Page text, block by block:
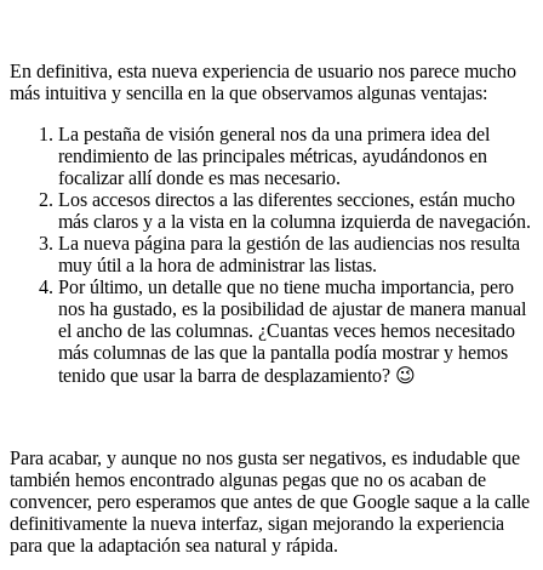
En definitiva, esta nueva experiencia de usuario nos parece mucho
más intuitiva y sencilla en la que observamos algunas ventajas:
La pestaña de visión general nos da una primera idea del
rendimiento de las principales métricas, ayudándonos en
focalizar allí donde es mas necesario.
Los accesos directos a las diferentes secciones, están mucho
más claros y a la vista en la columna izquierda de navegación.
La nueva página para la gestión de las audiencias nos resulta
muy útil a la hora de administrar las listas.
Por último, un detalle que no tiene mucha importancia, pero
nos ha gustado, es la posibilidad de ajustar de manera manual
el ancho de las columnas. ¿Cuantas veces hemos necesitado
más columnas de las que la pantalla podía mostrar y hemos
tenido que usar la barra de desplazamiento? 😉
Para acabar, y aunque no nos gusta ser negativos, es indudable que
también hemos encontrado algunas pegas que no os acaban de
convencer, pero esperamos que antes de que Google saque a la calle
definitivamente la nueva interfaz, sigan mejorando la experiencia
para que la adaptación sea natural y rápida.